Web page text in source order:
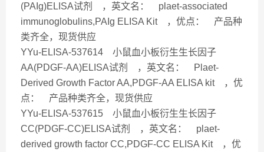
(PAIg)ELISA试剂 ，英文名： plaet-associated
immunoglobulins,PAIg ELISA Kit ，优点： 产品种
类齐全，现货供应
YYu-ELISA-537614 小鼠血小板衍生生长因子
AA(PDGF-AA)ELISA试剂 ，英文名： Plaet-
Derived Growth Factor AA,PDGF-AA ELISA kit ，优
点： 产品种类齐全，现货供应
YYu-ELISA-537615 小鼠血小板衍生生长因子
CC(PDGF-CC)ELISA试剂 ，英文名： plaet-
derived growth factor CC,PDGF-CC ELISA Kit ，优